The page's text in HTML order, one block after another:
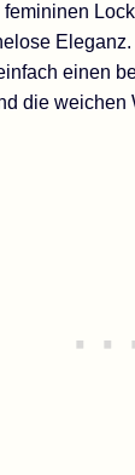
femininen
einen
die weichen